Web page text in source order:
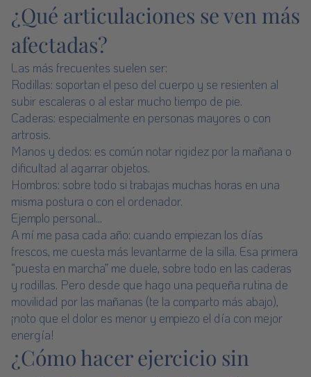
¿Qué articulaciones se ven más
afectadas?
Las más frecuentes suelen ser:
Rodillas: soportan el peso del cuerpo y se resienten al
subir escaleras o al estar mucho tiempo de pie.
Caderas: especialmente en personas mayores o con
artrosis.
Manos y dedos: es común notar rigidez por la mañana o
dificultad al agarrar objetos.
Hombros: sobre todo si trabajas muchas horas en una
misma postura o con el ordenador.
Ejemplo personal...
A mí me pasa cada año: cuando empiezan los días
frescos, me cuesta más levantarme de la silla. Esa primera
“puesta en marcha” me duele, sobre todo en las caderas
y rodillas. Pero desde que hago una pequeña rutina de
movilidad por las mañanas (te la comparto más abajo),
¡noto que el dolor es menor y empiezo el día con mejor
energía!
¿Cómo hacer ejercicio sin